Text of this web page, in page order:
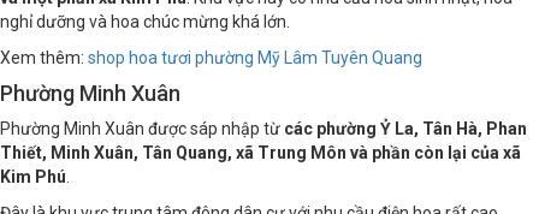
và một phần xã Kim Phú
. Khu vực này có nhu cầu hoa sinh nhật, hoa
nghỉ dưỡng và hoa chúc mừng khá lớn.
shop hoa tươi phường Mỹ Lâm Tuyên Quang
Phường Minh Xuân
Phường Minh Xuân được sáp nhập từ
các phường Ỷ La, Tân Hà, Phan
Thiết, Minh Xuân, Tân Quang, xã Trung Môn và phần còn lại của xã